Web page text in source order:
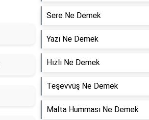
Sere Ne Demek
Yazı Ne Demek
Hızlı Ne Demek
Teşevvüş Ne Demek
Malta Humması Ne Demek